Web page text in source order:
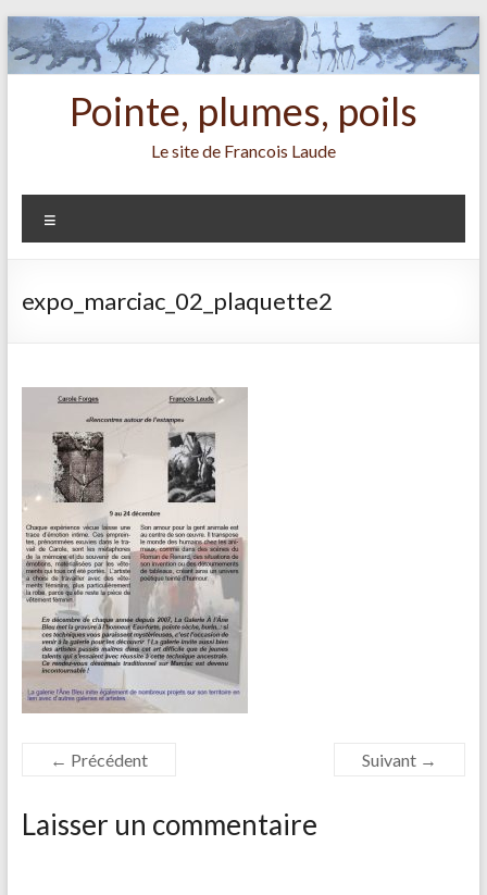
Aller
au
contenu
Pointe, plumes, poils
Le site de Francois Laude
expo_marciac_02_plaquette2
← Précédent Suivant →
Laisser un commentaire